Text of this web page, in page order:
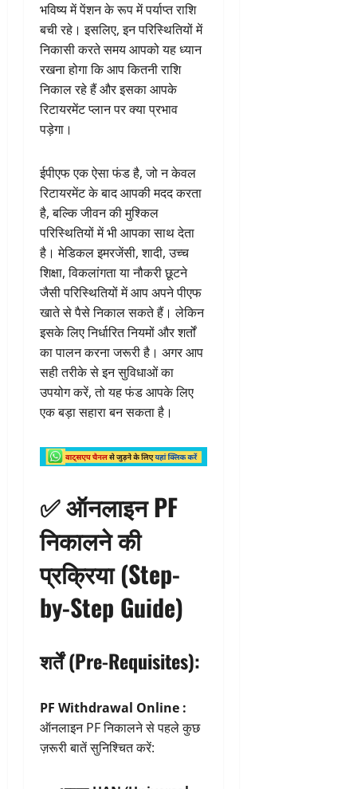
भविष्य में पेंशन के रूप में पर्याप्त राशि
बची रहे। इसलिए, इन परिस्थितियों में
निकासी करते समय आपको यह ध्यान
रखना होगा कि आप कितनी राशि
निकाल रहे हैं और इसका आपके
रिटायरमेंट प्लान पर क्या प्रभाव
पड़ेगा।
ईपीएफ एक ऐसा फंड है, जो न केवल
रिटायरमेंट के बाद आपकी मदद करता
है, बल्कि जीवन की मुश्किल
परिस्थितियों में भी आपका साथ देता
है। मेडिकल इमरजेंसी, शादी, उच्च
शिक्षा, विकलांगता या नौकरी छूटने
जैसी परिस्थितियों में आप अपने पीएफ
खाते से पैसे निकाल सकते हैं। लेकिन
इसके लिए निर्धारित नियमों और शर्तों
का पालन करना जरूरी है। अगर आप
सही तरीके से इन सुविधाओं का
उपयोग करें, तो यह फंड आपके लिए
एक बड़ा सहारा बन सकता है।
✅ ऑनलाइन PF
निकालने की
प्रक्रिया (Step-
by-Step Guide)
शर्तें (Pre-Requisites):
PF Withdrawal Online :
ऑनलाइन PF निकालने से पहले कुछ
ज़रूरी बातें सुनिश्चित करें: